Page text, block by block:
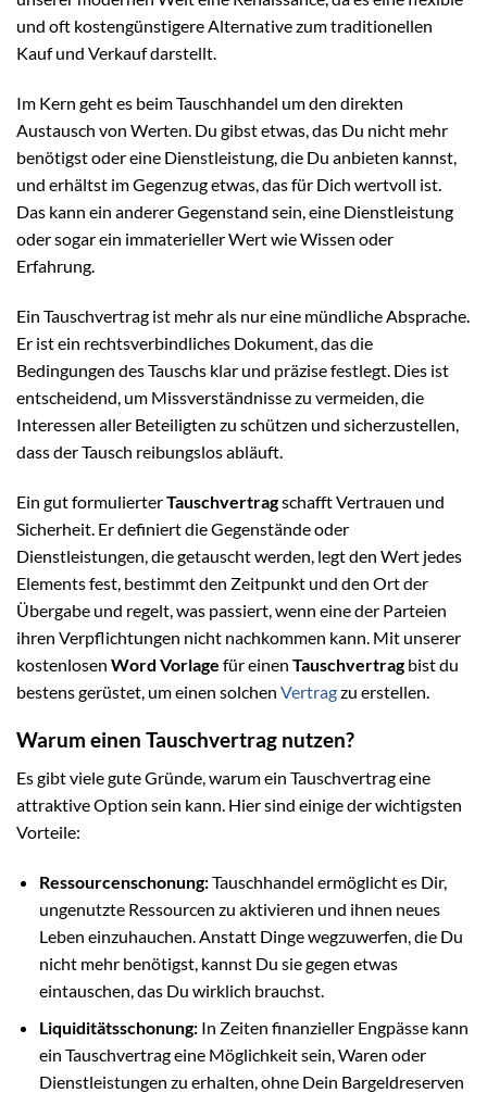
und oft kostengünstigere Alternative zum traditionellen
Kauf und Verkauf darstellt.
Im Kern geht es beim Tauschhandel um den direkten
Austausch von Werten. Du gibst etwas, das Du nicht mehr
benötigst oder eine Dienstleistung, die Du anbieten kannst,
und erhältst im Gegenzug etwas, das für Dich wertvoll ist.
Das kann ein anderer Gegenstand sein, eine Dienstleistung
oder sogar ein immaterieller Wert wie Wissen oder
Erfahrung.
Ein Tauschvertrag ist mehr als nur eine mündliche Absprache.
Er ist ein rechtsverbindliches Dokument, das die
Bedingungen des Tauschs klar und präzise festlegt. Dies ist
entscheidend, um Missverständnisse zu vermeiden, die
Interessen aller Beteiligten zu schützen und sicherzustellen,
dass der Tausch reibungslos abläuft.
Ein gut formulierterTauschvertragschafft Vertrauen und
Sicherheit. Er definiert die Gegenstände oder
Dienstleistungen, die getauscht werden, legt den Wert jedes
Elements fest, bestimmt den Zeitpunkt und den Ort der
Übergabe und regelt, was passiert, wenn eine der Parteien
ihren Verpflichtungen nicht nachkommen kann. Mit unserer
kostenlosen Word Vorlage für einen Tauschvertragbist du
bestens gerüstet, um einen solchen Vertragzu erstellen.
Warum einen Tauschvertrag nutzen?
Es gibt viele gute Gründe, warum ein Tauschvertrag eine
attraktive Option sein kann. Hier sind einige der wichtigsten
Vorteile:
Ressourcenschonung:Tauschhandel ermöglicht es Dir,
ungenutzte Ressourcen zu aktivieren und ihnen neues
Leben einzuhauchen. Anstatt Dinge wegzuwerfen, die Du
nicht mehr benötigst, kannst Du sie gegen etwas
eintauschen, das Du wirklich brauchst.
Liquiditätsschonung:In Zeiten finanzieller Engpässe kann
ein Tauschvertrag eine Möglichkeit sein, Waren oder
Dienstleistungen zu erhalten, ohne Dein Bargeldreserven